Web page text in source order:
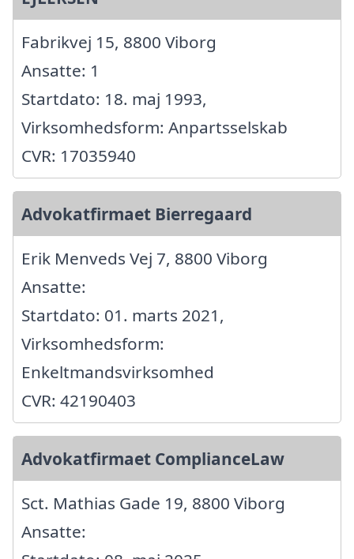
Fabrikvej 15, 8800 Viborg
Ansatte: 1
Startdato: 18. maj 1993,
Virksomhedsform: Anpartsselskab
CVR: 17035940
Advokatfirmaet Bierregaard
Erik Menveds Vej 7, 8800 Viborg
Ansatte:
Startdato: 01. marts 2021,
Virksomhedsform:
Enkeltmandsvirksomhed
CVR: 42190403
Advokatfirmaet ComplianceLaw
Sct. Mathias Gade 19, 8800 Viborg
Ansatte: